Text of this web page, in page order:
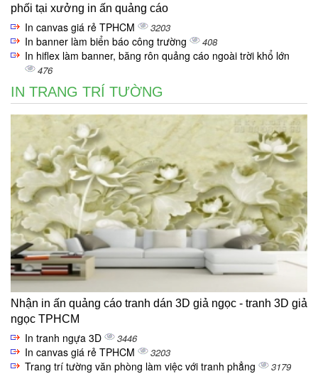
phối tại xưởng in ấn quảng cáo
In canvas giá rẻ TPHCM 3203
In banner làm biển báo công trường 408
In hiflex làm banner, băng rôn quảng cáo ngoài trời khổ lớn
476
IN TRANG TRÍ TƯỜNG
Nhận in ấn quảng cáo tranh dán 3D giả ngọc - tranh 3D giả
ngọc TPHCM
In tranh ngựa 3D 3446
In canvas giá rẻ TPHCM 3203
Trang trí tường văn phòng làm việc với tranh phẳng 3179